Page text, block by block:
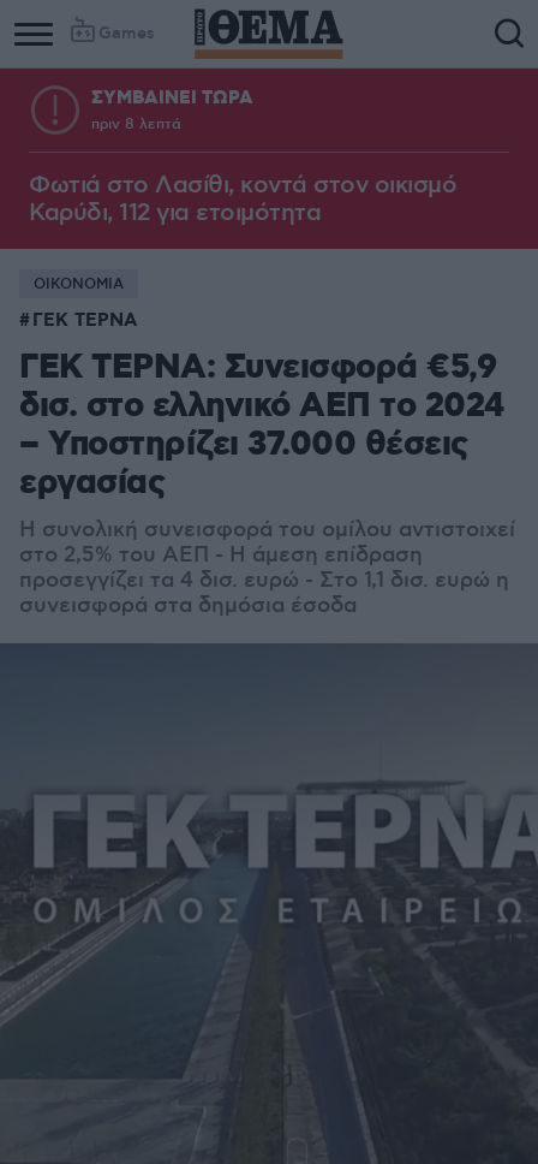
Games
ΣΥΜΒΑΙΝΕΙ ΤΩΡΑ
πριν 8 λεπτά
Φωτιά στο Λασίθι, κοντά στον οικισμό
Καρύδι, 112 για ετοιμότητα
ΟΙΚΟΝΟΜΙΑ
ΓΕΚ ΤΕΡΝΑ
ΓΕΚ ΤΕΡΝΑ: Συνεισφορά €5,9
δισ. στο ελληνικό ΑΕΠ το 2024
– Υποστηρίζει 37.000 θέσεις
εργασίας
Η συνολική συνεισφορά του ομίλου αντιστοιχεί
στο 2,5% του ΑΕΠ - Η άμεση επίδραση
προσεγγίζει τα 4 δισ. ευρώ - Στο 1,1 δισ. ευρώ η
συνεισφορά στα δημόσια έσοδα